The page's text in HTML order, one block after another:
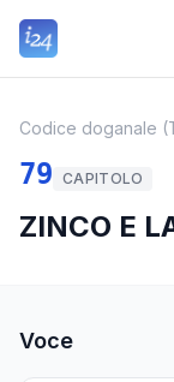
Codice doganale
79 CAPITOLO
ZINCO E
Voce